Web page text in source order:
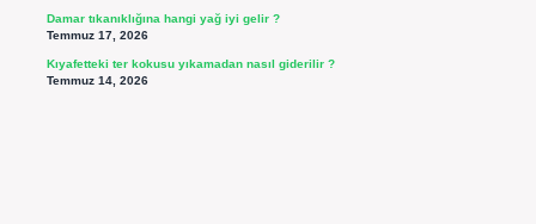
Damar tıkanıklığına hangi yağ iyi gelir ?
Temmuz 17, 2026
Kıyafetteki ter kokusu yıkamadan nasıl giderilir ?
Temmuz 14, 2026